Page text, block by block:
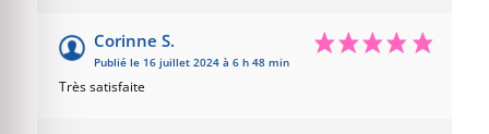
Corinne S.
Publié le 16 juillet 2024 à 6 h 48 min
Très satisfaite